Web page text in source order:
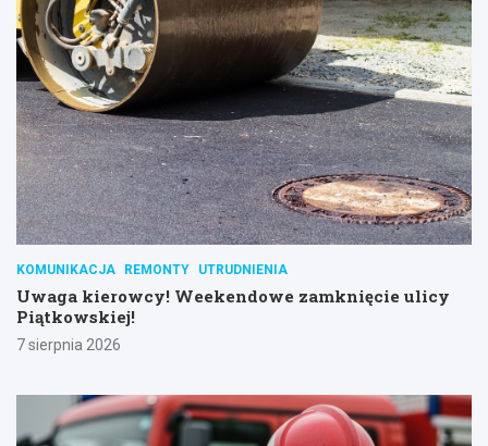
KOMUNIKACJA REMONTY UTRUDNIENIA
Uwaga kierowcy! Weekendowe zamknięcie ulicy
Piątkowskiej!
7 sierpnia 2026